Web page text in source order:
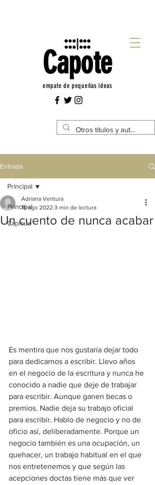
Capote
empate de pequeñas ideas
Entrada
Principal
Capicúa
Principal
Un cuento de nunca acabar
Adriana Ventura
15 ago 2022 3 min de lectura
Es mentira que nos gustaría dejar todo
para dedicarnos a escribir. Llevo años
en el negocio de la escritura y nunca he
conocido a nadie que deje de trabajar
para escribir. Aunque ganen becas o
premios. Nadie deja su trabajo oficial
para escribir. Hablo de negocio y no de
oficio así, deliberadamente. Porque un
negocio también es una ocupación, un
quehacer, un trabajo habitual en el que
nos entretenemos y que según las
acepciones doctas tiene más que ver